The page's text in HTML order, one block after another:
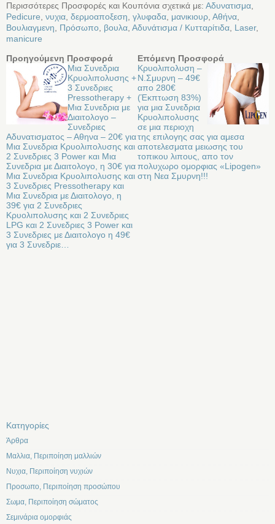
Περισσότερες Προσφορές και Κουπόνια σχετικά με: Αδυνατισμα,
Pedicure, νυχια, δερμοαποξεση, γλυφαδα, μανικιουρ, Αθήνα,
Βουλιαγμενη, Πρόσωπο, βουλα, Αδυνάτισμα / Κυτταρίτιδα, Laser,
manicure
Προηγούμενη Προσφορά
Μια Συνεδρια
Κρυολιπολυσης +
3 Συνεδριες
Pressotherapy +
Μια Συνεδρια με
Διαιτολογο –
Συνεδριες
Αδυνατισματος – Αθηνα – 20€ για
Μια Συνεδρια Κρυολιπολυσης και
2 Συνεδριες 3 Power και Μια
Συνεδρια με Διαιτολογο, η 30€ για
Μια Συνεδρια Κρυολιπολυσης και
3 Συνεδριες Pressotherapy και
Μια Συνεδρια με Διαιτολογο, η
39€ για 2 Συνεδριες
Κρυολιπολυσης και 2 Συνεδριες
LPG και 2 Συνεδριες 3 Power και
3 Συνεδριες με Διαιτολογο η 49€
για 3 Συνεδριε…
Επόμενη Προσφορά
Κρυολιπολυση –
Ν.Σμυρνη – 49€
απο 280€
(Έκπτωση 83%)
για μια Συνεδρια
Κρυολιπολυσης
σε μια περιοχη
της επιλογης σας για αμεσα
αποτελεσματα μειωσης του
τοπικου λιπους, απο τον
πολυχωρο ομορφιας «Lipogen»
στη Νεα Σμυρνη!!!
Kατηγορίες
Άρθρα
Μαλλια, Περιποίηση μαλλιών
Νυχια, Περιποίηση νυχιών
Προσωπο, Περιποίηση προσώπου
Σωμα, Περιποίηση σώματος
Σεμινάρια ομορφιάς